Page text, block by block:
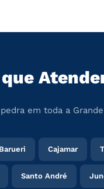
em toda a
Barueri Cajamar
Santo André